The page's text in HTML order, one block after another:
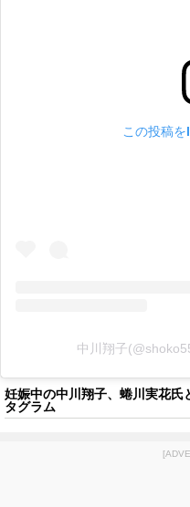
この投稿
中川翔子
妊娠中の中川翔子、蜷川実花
タグラム